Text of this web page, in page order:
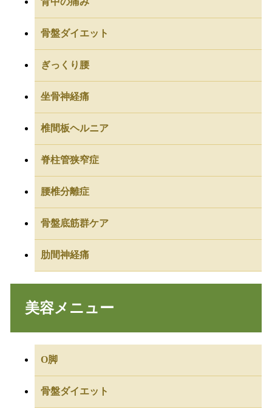
骨盤ダイエット
ぎっくり腰
坐骨神経痛
椎間板ヘルニア
脊柱管狭窄症
腰椎分離症
骨盤底筋群ケア
肋間神経痛
美容メニュー
O脚
骨盤ダイエット